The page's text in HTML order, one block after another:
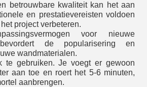
betrouwbare kwaliteit kan het aan
en prestatievereisten voldoen
project verbeteren.
voor nieuwe
bevordert de popularisering en
wandmaterialen.
te gebruiken. Je voegt er gewoon
aan toe en roert het 5-6 minuten,
aanbrengen.